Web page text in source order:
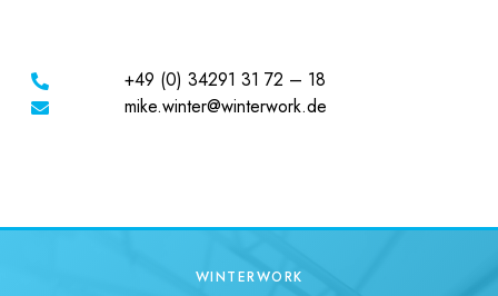
+49 (0) 34291 31 72 – 18
mike.winter@winterwork.de
WINTERWORK